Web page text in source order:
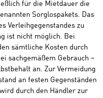
für die Mietdauer die
Sorglospakets. Das
Verleihgegenstandes zu
ist nicht möglich. Bei
sämtliche Kosten durch
sachgemäßem Gebrauch –
an. Zur Vermeidung
an festen Gegenständen
durch den Händler zur